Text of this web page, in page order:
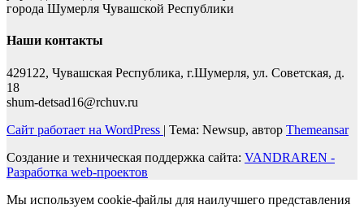
города Шумерля Чувашской Республики
Наши контакты
429122, Чувашская Республика, г.Шумерля, ул. Советская, д.
18
shum-detsad16@rchuv.ru
Сайт работает на WordPress | Тема: Newsup, автор Themeansar
Создание и техническая поддержка сайта: VANDRAREN -
Разработка web-проектов
Мы используем cookie-файлы для наилучшего представления